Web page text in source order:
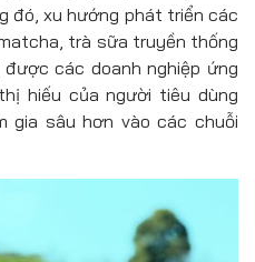
đó, xu hướng phát triển các
trà sữa truyền thống
các doanh nghiệp ứng
hiếu của người tiêu dùng
gia sâu hơn vào các chuỗi